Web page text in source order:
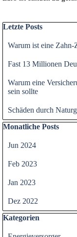
Block überspringen
Letzte Posts
Warum ist eine
Fast 13 Millionen
Warum eine
sein sollte
Schäden durch
Block überspringen
Monatliche Posts
Jun 2024
Feb 2023
Jan 2023
Dez 2022
Block überspringen
Kategorien